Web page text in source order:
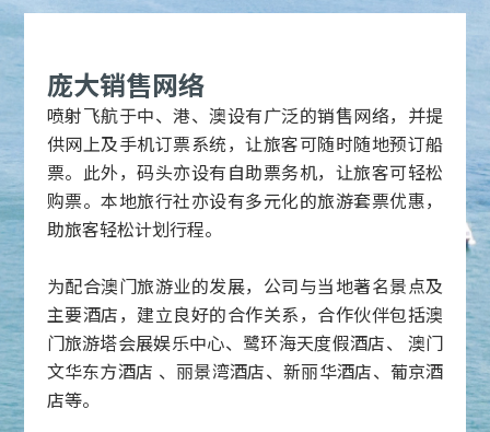
庞大销售网络
喷射飞航于中、港、澳设有广泛的销售网络，并提
供网上及手机订票系统，让旅客可随时随地预订船
票。此外，码头亦设有自助票务机，让旅客可轻松
购票。本地旅行社亦设有多元化的旅游套票优惠，
助旅客轻松计划行程。
为配合澳门旅游业的发展，公司与当地著名景点及
主要酒店，建立良好的合作关系，合作伙伴包括澳
门旅游塔会展娱乐中心、鹭环海天度假酒店、 澳门
文华东方酒店 、丽景湾酒店、新丽华酒店、葡京酒
店等。